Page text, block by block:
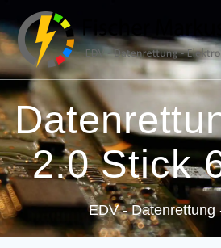
content
2.0 Stick
EDV - Datenrettung